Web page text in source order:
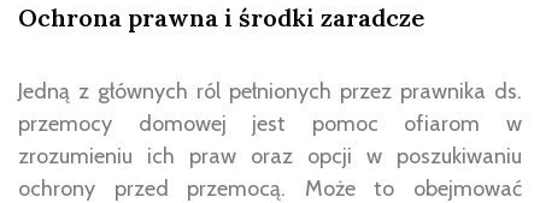
Ochrona prawna i środki zaradcze
Jedną z głównych ról pełnionych przez prawnika ds.
przemocy domowej jest pomoc ofiarom w
zrozumieniu ich praw oraz opcji w poszukiwaniu
ochrony przed przemocą. Może to obejmować